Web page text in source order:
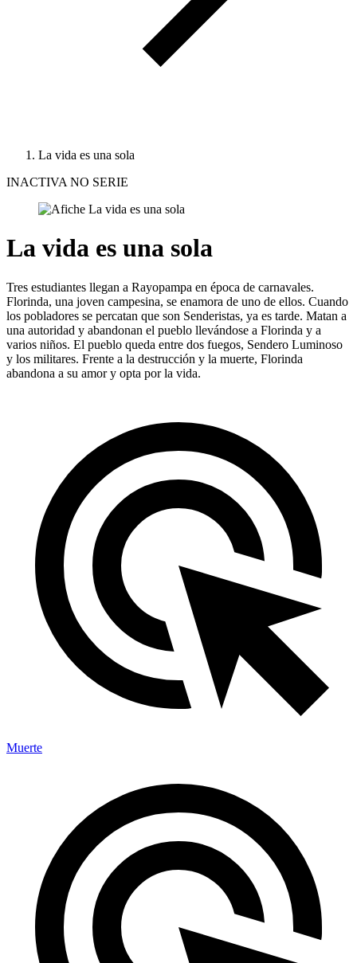
La vida es una sola
INACTIVA NO SERIE
La vida es una sola
Tres estudiantes llegan a Rayopampa en época de carnavales.
Florinda, una joven campesina, se enamora de uno de ellos. Cuando
los pobladores se percatan que son Senderistas, ya es tarde. Matan a
una autoridad y abandonan el pueblo llevándose a Florinda y a
varios niños. El pueblo queda entre dos fuegos, Sendero Luminoso
y los militares. Frente a la destrucción y la muerte, Florinda
abandona a su amor y opta por la vida.
Muerte